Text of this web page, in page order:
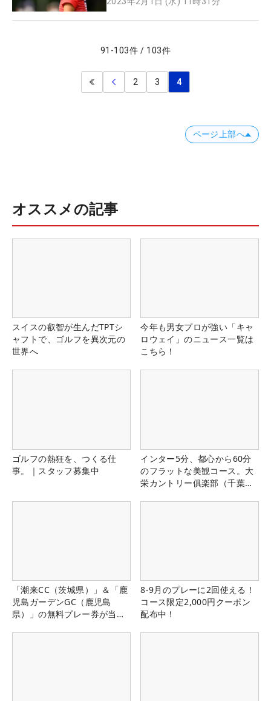
91 -103件 / 103件
2 3 4
ページ上部へ
オススメの記事
スイスの叡智が生んだTPTシ
ャフトで、ゴルフを異次元の
世界へ
今年も男女プロが強い「キャ
ロウェイ」のニュース一覧は
こちら！
ゴルフの熱狂を、つくる仕
事。｜スタッフ募集中
インター5分、都心から60分
のフラットな美観コース。大
栄カントリー俱楽部（千葉
「潮来CC（茨城県）」＆「鹿
児島ガーデンGC（鹿児島
県）」の無料プレー券が当た
8-9月のプレーに2回使える！
コース限定2,000円クーポン
配布中！